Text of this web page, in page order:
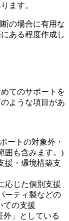
ます。
の場合に有用な
ある程度作成し
てのサポートを
ような項目があ
ートの対象外・
囲も含みます。)
援・環境構築支
応じた個別支援
ーティ製などの
ての支援
外」としている